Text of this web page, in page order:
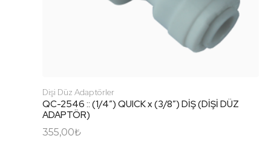
Dişi Düz Adaptörler
QC-2546 :: (1/4″) QUICK x (3/8″) DİŞ (DİŞİ DÜZ
ADAPTÖR)
355,00₺